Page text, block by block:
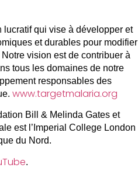
lucratif qui vise à développer et
et durables pour modifier
vision est de contribuer à
tous les domaines de notre
responsables des
www.targetmalaria.org
Bill & Melinda Gates et
est l’Imperial College London
du Nord.
.